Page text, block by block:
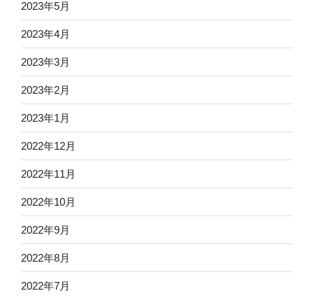
2023年5月
2023年4月
2023年3月
2023年2月
2023年1月
2022年12月
2022年11月
2022年10月
2022年9月
2022年8月
2022年7月